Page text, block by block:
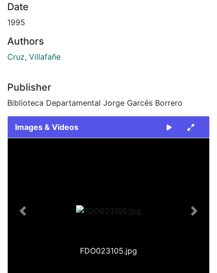
Date
1995
Authors
Cruz, Villafañe
Publisher
Biblioteca Departamental Jorge Garcés Borrero
Images & Videos
FDO023105.jpg
Previous Next